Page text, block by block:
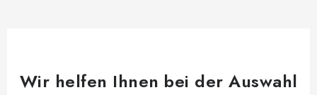
Wir helfen Ihnen bei der Auswahl